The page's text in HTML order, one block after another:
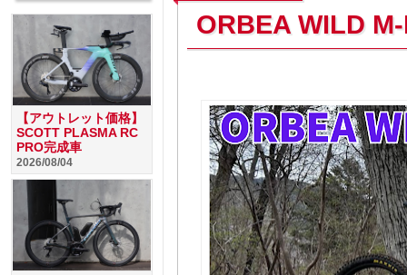
ORBEA WILD
【アウトレット価格】
SCOTT PLASMA RC
PRO完成車
2026/08/04